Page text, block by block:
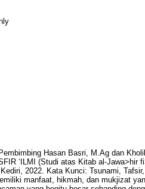
Hasan Basri, M.Ag dan
‘ILMI (Studi atas Kitab al-Jawa>hir
2022. Kata Kunci: Tsunami,
manfaat, hikmah, dan mukjizat